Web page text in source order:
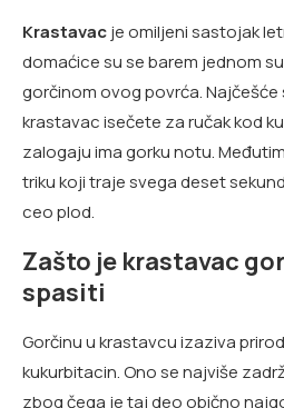
Krastavacje omiljeni sastojak
domaćice su se barem jednom
gorčinom ovog povrća. Najčešće
krastavac isečete za ručak kod
zalogaju ima gorku notu.
triku koji traje svega deset
ceo plod.
Zašto je krastavac
spasiti
Gorčinu u krastavcu izaziva
kukurbitacin. Ono se najviše
zbog čega je taj deo obično